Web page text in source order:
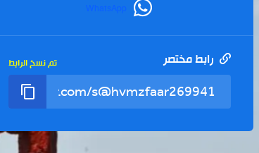
WhatsApp
رابط مختصر تم نسخ الرابط